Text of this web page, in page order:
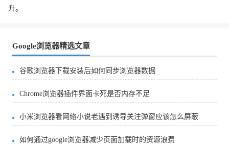
升。
Google浏览器精选文章
谷歌浏览器下载安装后如何同步浏览器数据
Chrome浏览器插件界面卡死是否内存不足
小米浏览器看网络小说老遇到诱导关注弹窗应该怎么屏蔽
如何通过google浏览器减少页面加载时的资源浪费